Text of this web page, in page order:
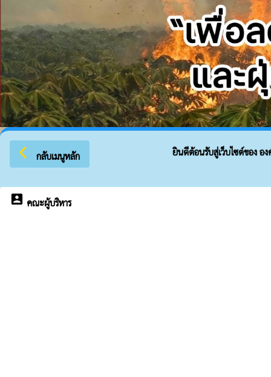
arrow_back_ios กลับเมนูหลัก ยินดีต้อนรับสู่เว็บไซต์ของ องค์
account_box คณะผู้บริหาร